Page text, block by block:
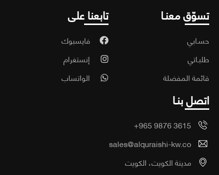
معنـا
المفضلة
تابعنا على
فايسبوك
إنستغرام
الواتساب
بنـا
+965 9876 3615
sales@alquraishi-kw.co
مدينة الكويت، الكويت